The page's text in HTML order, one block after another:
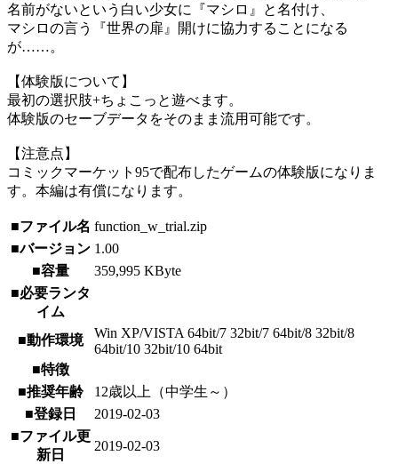
名前がないという白い少女に『マシロ』と名付け、
マシロの言う『世界の扉』開けに協力することになる
が……。
【体験版について】
最初の選択肢+ちょこっと遊べます。
体験版のセーブデータをそのまま流用可能です。
【注意点】
コミックマーケット95で配布したゲームの体験版になりま
す。本編は有償になります。
■ファイル名 function_w_trial.zip
■バージョン 1.00
■容量
359,995 KByte
■必要ランタ
イム
■動作環境
Win XP/VISTA 64bit/7 32bit/7 64bit/8 32bit/8
64bit/10 32bit/10 64bit
■特徴
■推奨年齢
12歳以上（中学生～）
■登録日
2019-02-03
■ファイル更
新日
2019-02-03